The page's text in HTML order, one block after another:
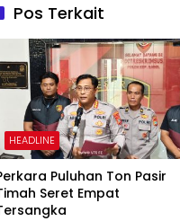
Pos Terkait
HEADLINE
Puluhan Ton Pasir
Seret Empat